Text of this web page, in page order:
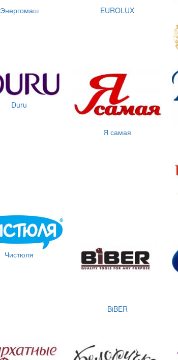
Энергомаш EUROLUX
Duru
Я самая
Чистюля
BiBER